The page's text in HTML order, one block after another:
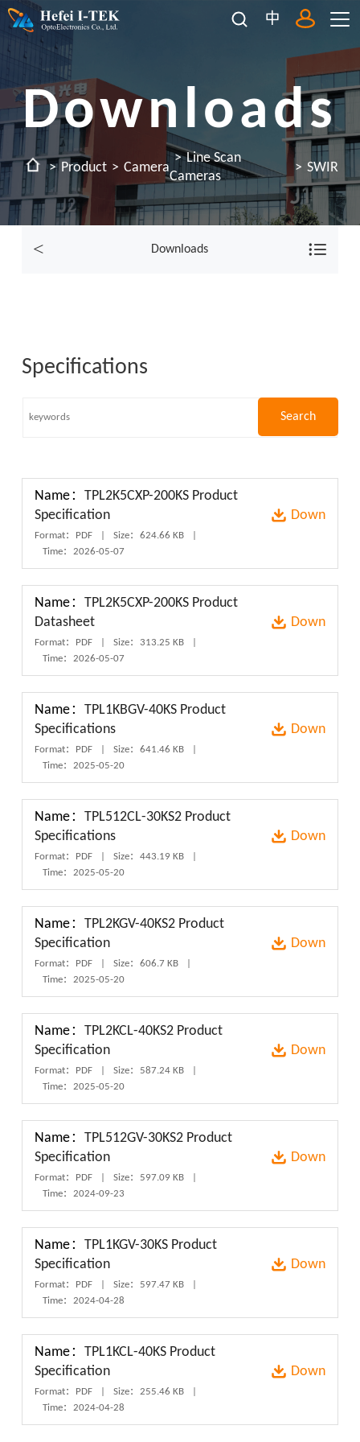
中
Downloads
Product Camera
Line Scan
Cameras
SWIR
Downloads
Specifications
Name： TPL2K5CXP-200KS Product
Specification
Format：PDF Size：624.66 KB
Time：2026-05-07
Down
Name： TPL2K5CXP-200KS Product
Datasheet
Format：PDF Size：313.25 KB
Time：2026-05-07
Down
Name： TPL1KBGV-40KS Product
Specifications
Format：PDF Size：641.46 KB
Time：2025-05-20
Down
Name： TPL512CL-30KS2 Product
Specifications
Format：PDF Size：443.19 KB
Time：2025-05-20
Down
Name： TPL2KGV-40KS2 Product
Specification
Format：PDF Size：606.7 KB
Time：2025-05-20
Down
Name： TPL2KCL-40KS2 Product
Specification
Format：PDF Size：587.24 KB
Time：2025-05-20
Down
Name： TPL512GV-30KS2 Product
Specification
Format：PDF Size：597.09 KB
Time：2024-09-23
Down
Name： TPL1KGV-30KS Product
Specification
Format：PDF Size：597.47 KB
Time：2024-04-28
Down
Name： TPL1KCL-40KS Product
Specification
Format：PDF Size：255.46 KB
Time：2024-04-28
Down